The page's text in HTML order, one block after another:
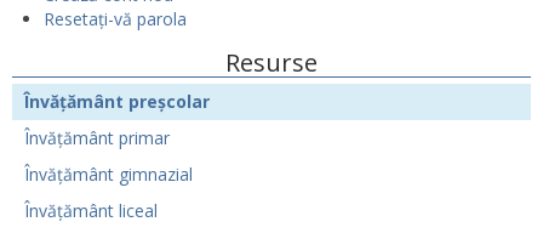
Resetați-vă parola
Resurse
Învățământ preșcolar
Învățământ primar
Învățământ gimnazial
Învățământ liceal